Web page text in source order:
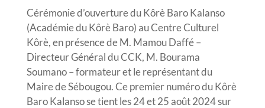
Cérémonie d’ouverture du Kôrè Baro Kalanso
(Académie du Kôrè Baro) au Centre Culturel
Kôrè, en présence de M. Mamou Daffé –
Directeur Général du CCK, M. Bourama
Soumano – formateur et le représentant du
Maire de Sébougou. Ce premier numéro du Kôrè
Baro Kalanso se tient les 24 et 25 août 2024 sur